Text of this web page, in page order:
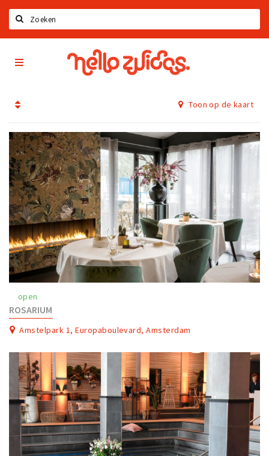
Home
Upcoming events
Offers & Deals
Restaurants
Bars
Hotels
Shops
Live
Work
Education
Magazine
Columns
Interviews
Hello Zuidas Articles
Hello
Zuidas
App
Toon op de kaart
open
ROSARIUM
Amstelpark 1, Europaboulevard, Amsterdam